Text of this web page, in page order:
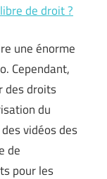
de droit ?
une énorme
Cependant,
des droits
du
vidéos des
de
pour les